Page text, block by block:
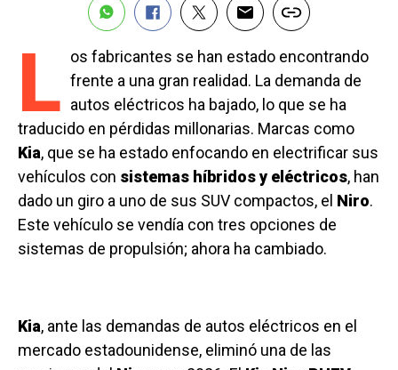
L os fabricantes se han estado encontrando
frente a una gran realidad. La demanda de
autos eléctricos ha bajado, lo que se ha
traducido en pérdidas millonarias. Marcas como
Kia, que se ha estado enfocando en electrificar sus
vehículos con sistemas híbridos y eléctricos, han
dado un giro a uno de sus SUV compactos, el Niro.
Este vehículo se vendía con tres opciones de
sistemas de propulsión; ahora ha cambiado.
Kia, ante las demandas de autos eléctricos en el
mercado estadounidense, eliminó una de las